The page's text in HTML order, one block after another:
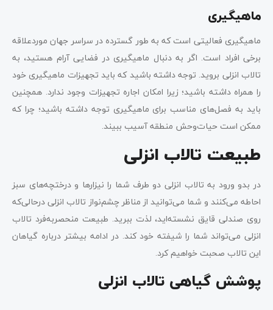
ماهیگیری
ماهیگیری فعالیتی است که به طور گسترده در سراسر جهان موردعلاقه
برخی افراد است. اگر به دنبال ماهیگیری در فضایی آرام هستید، به
تالاب انزلی بروید. توجه داشته باشید که باید تجهیزات ماهیگیری خود
را همراه داشته باشید؛ زیرا امکان اجاره تجهیزات وجود ندارد. همچنین
باید به فصل‌های مناسب برای ماهیگیری توجه داشته باشید؛ چرا که
ممکن است حیات‌وحش منطقه آسیب ببیند.
طبیعت تالاب انزلی
در بدو ورود به تالاب انزلی دو طرف شما را نیزارها و درختچه‌های سبز
احاطه می‌کنند و شما می‌توانید از مناظر چشم‌نواز تالاب انزلی درحالی‌که
روی صندلی قایق نشسته‌اید، لذت ببرید. طبیعت منحصربه‌فرد تالاب
انزلی می‌تواند شما را شیفته خود کند. در ادامه بیشتر درباره گیاهان
این تالاب صحبت خواهیم کرد.
پوشش گیاهی تالاب انزلی